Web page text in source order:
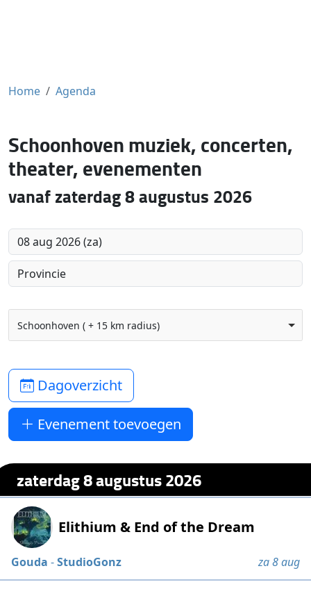
Home Agenda
Schoonhoven muziek, concerten,
theater, evenementen
vanaf zaterdag 8 augustus 2026
Schoonhoven ( + 15 km radius)
Dagoverzicht
Evenement toevoegen
zaterdag 8 augustus 2026
Elithium & End of the Dream
Gouda -StudioGonz za 8 aug